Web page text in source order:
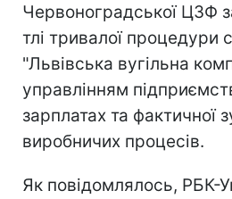
Червоноградської ЦЗФ
тлі тривалої процедури
"Львівська вугільна
управлінням
зарплатах та фактичної
виробничих процесів.
Як повідомлялось, РБК-